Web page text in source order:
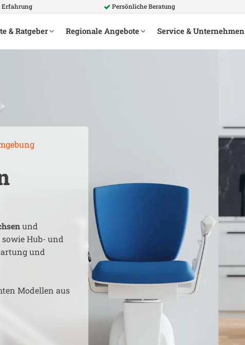
Erfahrung Persönliche Beratung
& Ratgeber Regionale Angebote Service & Unternehmen
und
Hub- und
und
Modellen aus